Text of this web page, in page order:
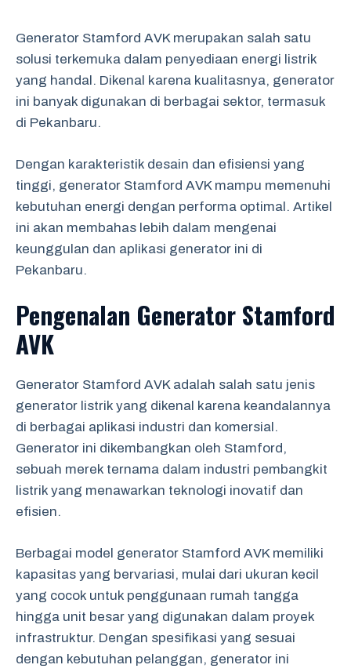
Generator Stamford AVK merupakan salah satu
solusi terkemuka dalam penyediaan energi listrik
yang handal. Dikenal karena kualitasnya, generator
ini banyak digunakan di berbagai sektor, termasuk
di Pekanbaru.
Dengan karakteristik desain dan efisiensi yang
tinggi, generator Stamford AVK mampu memenuhi
kebutuhan energi dengan performa optimal. Artikel
ini akan membahas lebih dalam mengenai
keunggulan dan aplikasi generator ini di
Pekanbaru.
Pengenalan Generator Stamford
AVK
Generator Stamford AVK adalah salah satu jenis
generator listrik yang dikenal karena keandalannya
di berbagai aplikasi industri dan komersial.
Generator ini dikembangkan oleh Stamford,
sebuah merek ternama dalam industri pembangkit
listrik yang menawarkan teknologi inovatif dan
efisien.
Berbagai model generator Stamford AVK memiliki
kapasitas yang bervariasi, mulai dari ukuran kecil
yang cocok untuk penggunaan rumah tangga
hingga unit besar yang digunakan dalam proyek
infrastruktur. Dengan spesifikasi yang sesuai
dengan kebutuhan pelanggan, generator ini